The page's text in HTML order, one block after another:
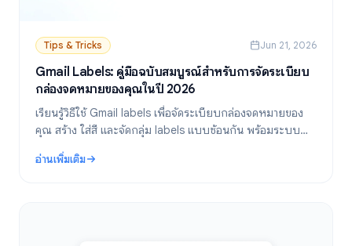
Tips & Tricks Jun 21, 2026
Gmail Labels: คู่มือฉบับสมบูรณ์สำหรับการจัดระเบียบ
กล่องจดหมายของคุณในปี 2026
เรียนรู้วิธีใช้ Gmail labels เพื่อจัดระเบียบกล่องจดหมายของ
คุณ สร้าง ใส่สี และจัดกลุ่ม labels แบบซ้อนกัน พร้อมระบบ
ประสิทธิภาพยิ่งขึ้น
อ่านเพิ่มเติม
: Gmail Labels: คู่มือฉบับสมบูรณ์สำหรับการจัดระเบียบกล่องจดหมาย